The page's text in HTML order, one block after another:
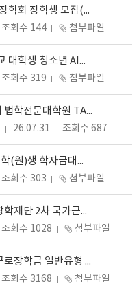
[교외장학] 2026학년도 하반기 동산장학회 장학생 모집(~09.18.(금)까지)
조회수 144 첨부파일
[AI교육지원] 2026학년도 아주대학교 대학생 청소년 AI교육지원 장학 멘토 숙지사항
조회수 319 첨부파일
[법학전문대학원] 2026학년도 2학기 법학전문대학원 TA 모집(~8.9까지)
26.07.31 조회수 687
[대출] 2026년 하반기 울산광역시 대학(원)생 학자금대출 이자지원 사업 안내
조회수 303 첨부파일
[국가근로] 2026학년도 2학기 한국장학재단 2차 국가근로장학금 신청 안내
조회수 1028 첨부파일
[국가근로] 2026학년도 2학기 국가근로장학금 일반유형 희망근로지 신청 안내
조회수 3168 첨부파일